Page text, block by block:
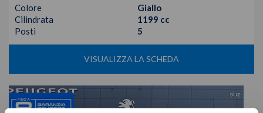
Colore
Giallo
Cilindrata
1199 cc
Posti
5
VISUALIZZA LA SCHEDA